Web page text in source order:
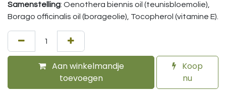
Samenstelling: Oenothera biennis oil (teunisbloemolie),
Borago officinalis oil (borageolie), Tocopherol (vitamine E).
Aan winkelmandje
toevoegen
Koop
nu